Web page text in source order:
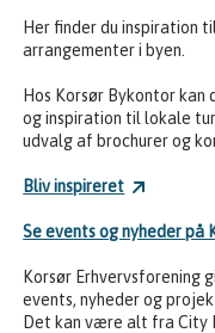
Her finder du inspiration
arrangementer i byen.
Hos Korsør Bykontor
og inspiration til lokale
udvalg af brochurer og
Bliv inspireret
Se events og nyheder på
Korsør Erhvervsforening
events, nyheder og
Det kan være alt fra City